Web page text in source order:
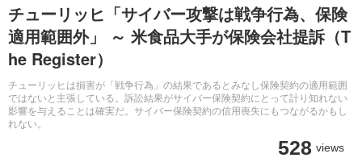
チューリッヒ「サイバー攻撃は戦争行為、保険
適用範囲外」 ～ 米食品大手が保険会社提訴（T
he Register）
チューリッヒは損害が「戦争行為」の結果であるとみなし保険契約の適用範囲
ではないと主張している。訴訟結果がサイバー保険契約にとって計り知れない
影響を与えることは確実だ。サイバー保険契約の信用喪失にもつながるかもし
れない。
528 views